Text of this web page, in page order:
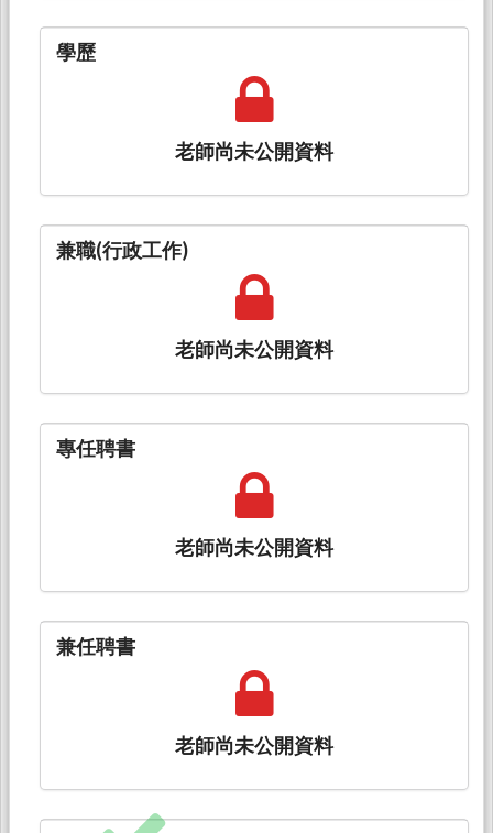
學歷
老師尚未公開資料
兼職(行政工作)
老師尚未公開資料
專任聘書
老師尚未公開資料
兼任聘書
老師尚未公開資料